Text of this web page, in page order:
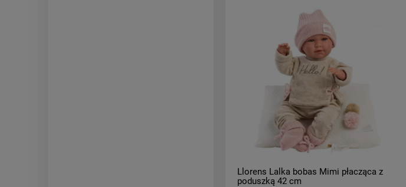
Llorens Lalka bobas Mimi płacząca z
poduszką 42 cm